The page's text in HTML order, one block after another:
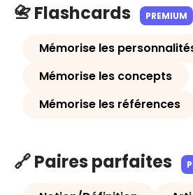
📇 Flashcards PREMIUM
Mémorise les
Mémorise les concepts
Mémorise les références
🔗 Paires parfaites